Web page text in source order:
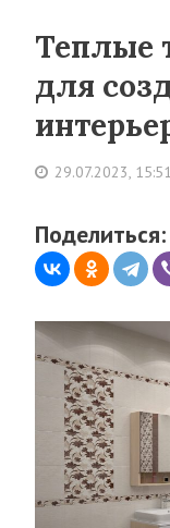
Теплые
для
29.07.2023,
Поделиться: